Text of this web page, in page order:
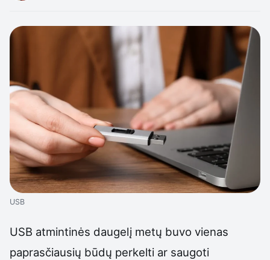
USB
USB atmintinės daugelį metų buvo vienas
paprasčiausių būdų perkelti ar saugoti